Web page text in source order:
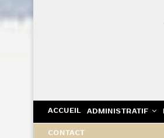
ACCUEIL ADMINISTRATIF
CONTACT